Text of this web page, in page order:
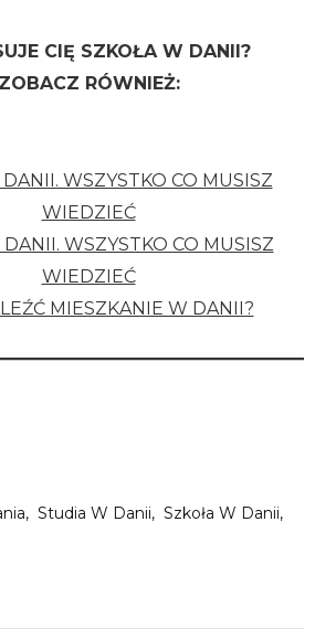
CIĘ SZKOŁA W DANII?
ZOBACZ RÓWNIEŻ:
WSZYSTKO CO MUSISZ
WIEDZIEĆ
WSZYSTKO CO MUSISZ
WIEDZIEĆ
MIESZKANIE W DANII?
Studia W Danii
Szkoła W Danii